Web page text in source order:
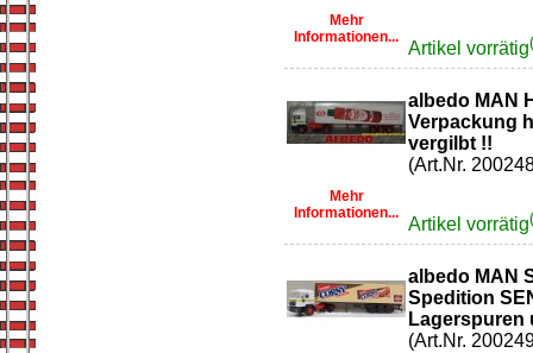
Mehr
Informationen...
Artikel vorrätig
Mehr
Informationen...
albedo MAN
Verpackung
vergilbt !!
(Art.Nr.
Artikel vorrätig
albedo MAN
Spedition
Lagerspuren
(Art.Nr.